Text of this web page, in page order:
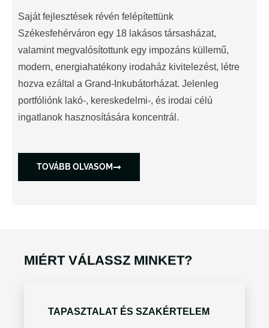
Saját fejlesztések révén felépítettünk
Székesfehérváron egy 18 lakásos társasházat,
valamint megvalósítottunk egy impozáns küllemű,
modern, energiahatékony irodaház kivitelezést, létre
hozva ezáltal a Grand-Inkubátorházat. Jelenleg
portfóliónk lakó-, kereskedelmi-, és irodai célú
ingatlanok hasznosítására koncentrál.
TOVÁBB OLVASOM
MIÉRT VÁLASSZ MINKET?
TAPASZTALAT ÉS SZAKÉRTELEM